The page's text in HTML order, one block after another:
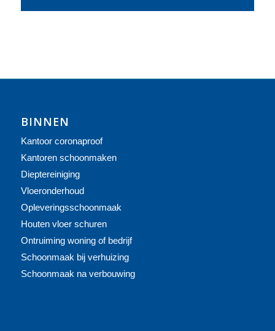
BINNEN
Kantoor coronaproof
Kantoren schoonmaken
Dieptereiniging
Vloeronderhoud
Opleveringsschoonmaak
Houten vloer schuren
Ontruiming woning of bedrijf
Schoonmaak bij verhuizing
Schoonmaak na verbouwing